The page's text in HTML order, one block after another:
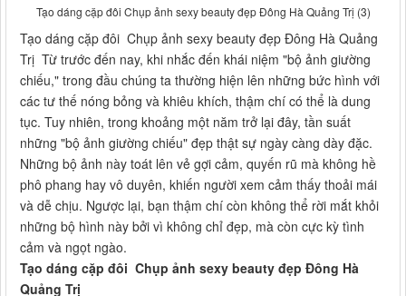
Tạo dáng cặp đôi Chụp ảnh sexy beauty đẹp Đông Hà Quảng Trị (3)
Tạo dáng cặp đôi Chụp ảnh sexy beauty đẹp Đông Hà Quảng
Trị Từ trước đến nay, khi nhắc đến khái niệm "bộ ảnh giường
chiếu," trong đầu chúng ta thường hiện lên những bức hình với
các tư thế nóng bỏng và khiêu khích, thậm chí có thể là dung
tục. Tuy nhiên, trong khoảng một năm trở lại đây, tần suất
những "bộ ảnh giường chiếu" đẹp thật sự ngày càng dày đặc.
Những bộ ảnh này toát lên vẻ gợi cảm, quyến rũ mà không hề
phô phang hay vô duyên, khiến người xem cảm thấy thoải mái
và dễ chịu. Ngược lại, bạn thậm chí còn không thể rời mắt khỏi
những bộ hình này bởi vì không chỉ đẹp, mà còn cực kỳ tình
cảm và ngọt ngào.
Tạo dáng cặp đôi Chụp ảnh sexy beauty đẹp Đông Hà
Quảng Trị